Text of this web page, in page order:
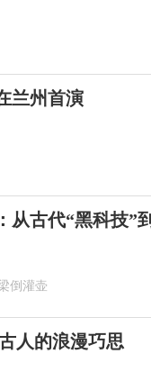
兰州首演
从古代“黑科技”
倒灌壶
人的浪漫巧思